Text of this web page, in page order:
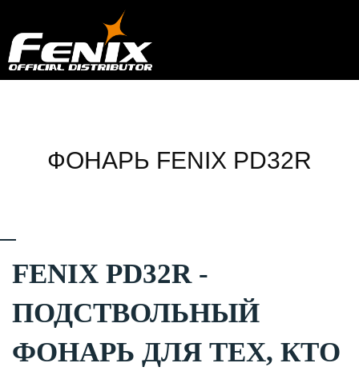
ФОНАРЬ FENIX PD32R
FENIX PD32R -
ПОДСТВОЛЬНЫЙ
ФОНАРЬ ДЛЯ ТЕХ, КТО